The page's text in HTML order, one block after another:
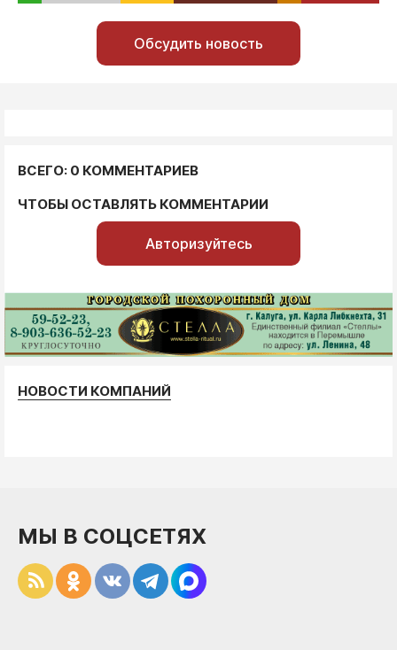
Обсудить новость
ВСЕГО: 0 КОММЕНТАРИЕВ
ЧТОБЫ ОСТАВЛЯТЬ КОММЕНТАРИИ
Авторизуйтесь
НОВОСТИ КОМПАНИЙ
МЫ В СОЦСЕТЯХ